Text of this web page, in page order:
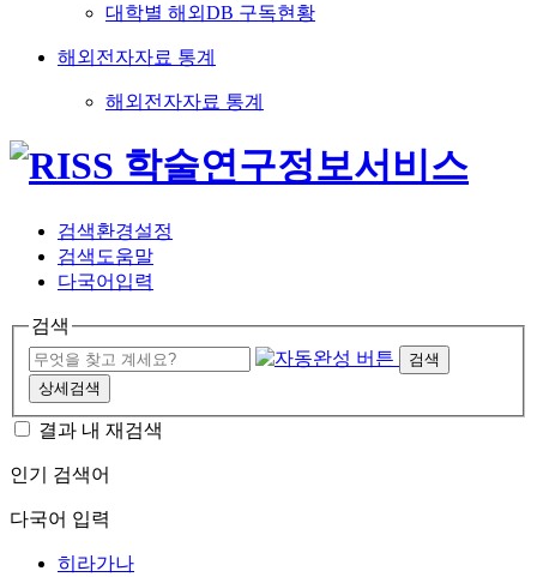
대학별 해외DB 구독현황
해외전자자료 통계
해외전자자료 통계
검색환경설정
검색도움말
다국어입력
검색
검색
상세검색
결과 내 재검색
인기 검색어
다국어 입력
히라가나